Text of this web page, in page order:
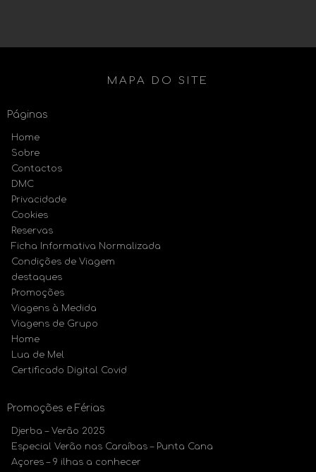
MAPA DO SITE
Páginas
Home
Sobre
Contactos
DMC
Privacidade
Cookies
Reservas
Ficha Informativa Normalizada
Condições de Viagem
destaques
Promoções
Viagens à Medida
Viagens de Grupo
Home
Lua de Mel
Certificado Digital Covid
Promoções e Férias
Djerba – Verão 2025
Especial Verão nas Caraíbas – Punta Cana
Açores – 9 ilhas a conhecer